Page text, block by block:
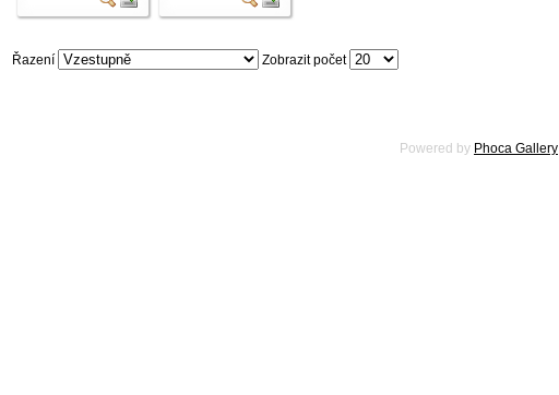
Řazení Zobrazit počet
Powered by Phoca Gallery